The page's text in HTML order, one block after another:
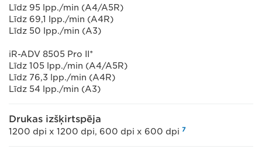
Līdz 95 lpp./min (A4/A5R)
Līdz 69,1 lpp./min (A4R)
Līdz 50 lpp./min (A3)
iR-ADV 8505 Pro II*
Līdz 105 lpp./min (A4/A5R)
Līdz 76,3 lpp./min (A4R)
Līdz 54 lpp./min (A3)
Drukas izšķirtspēja
1200 dpi x 1200 dpi, 600 dpi x 600 dpi 7